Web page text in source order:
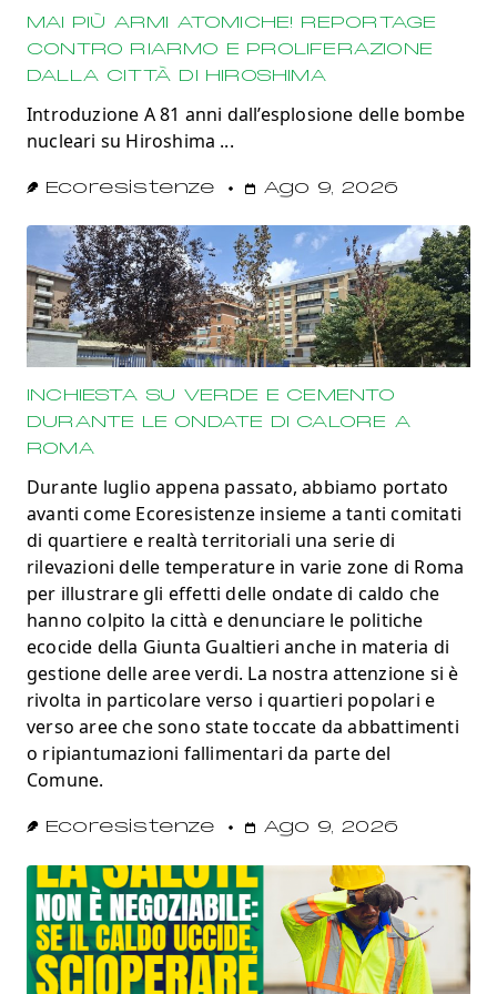
MAI PIÙ ARMI ATOMICHE! REPORTAGE
CONTRO RIARMO E PROLIFERAZIONE
DALLA CITTÀ DI HIROSHIMA
Introduzione A 81 anni dall’esplosione delle bombe
nucleari su Hiroshima ...
Ecoresistenze Ago 9, 2026
INCHIESTA SU VERDE E CEMENTO
DURANTE LE ONDATE DI CALORE A
ROMA
Durante luglio appena passato, abbiamo portato
avanti come Ecoresistenze insieme a tanti comitati
di quartiere e realtà territoriali una serie di
rilevazioni delle temperature in varie zone di Roma
per illustrare gli effetti delle ondate di caldo che
hanno colpito la città e denunciare le politiche
ecocide della Giunta Gualtieri anche in materia di
gestione delle aree verdi. La nostra attenzione si è
rivolta in particolare verso i quartieri popolari e
verso aree che sono state toccate da abbattimenti
o ripiantumazioni fallimentari da parte del
Comune.
Ecoresistenze Ago 9, 2026